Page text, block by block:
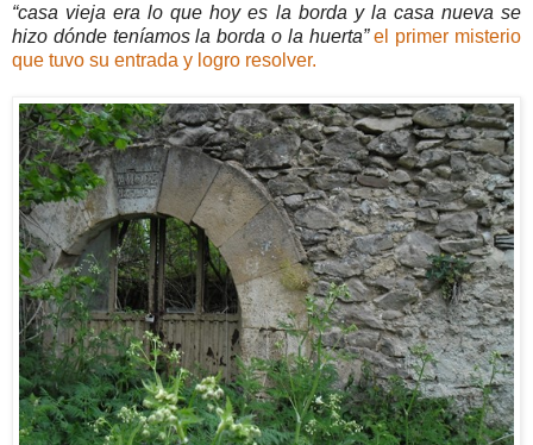
“casa vieja era lo que hoy es la borda y la casa nueva se
hizo dónde teníamos la borda o la huerta” el primer misterio
que tuvo su entrada y logro resolver.